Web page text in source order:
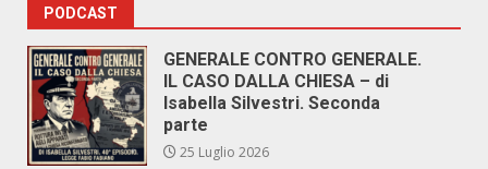
PODCAST
GENERALE CONTRO GENERALE.
IL CASO DALLA CHIESA – di
Isabella Silvestri. Seconda
parte
25 Luglio 2026